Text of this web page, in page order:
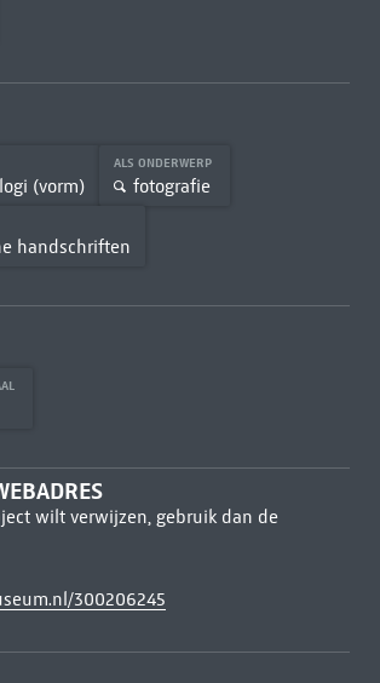
(vorm)
ALS ONDERWERP
fotografie
handschriften
wilt verwijzen, gebruik dan de
300206245